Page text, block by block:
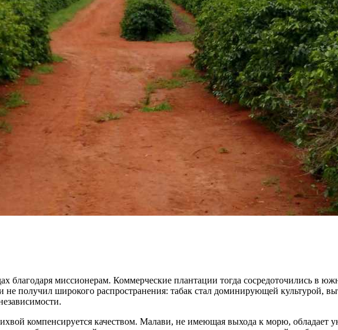
благодаря миссионерам. Коммерческие плантации тогда сосредоточились
получил широкого распространения: табак стал доминирующей культурой,
компенсируется качеством. Малави, не имеющая выхода к морю,